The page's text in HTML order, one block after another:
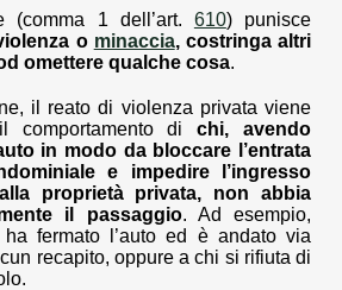
(comma 1 dell’art. 610) punisce
o minaccia, costringa altri
omettere qualche cosa.
il reato di violenza privata viene
comportamento dichi, avendo
in modo da bloccare l’entrata
e impedire l’ingresso
proprietà privata, non abbia
il passaggio. Ad esempio,
fermato l’auto ed è andato via
recapito, oppure a chi si rifiuta di